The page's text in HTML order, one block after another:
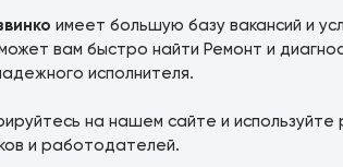
имеет большую базу вакансий и
вам быстро найти Ремонт и
исполнителя.
на нашем сайте и
и работодателей.